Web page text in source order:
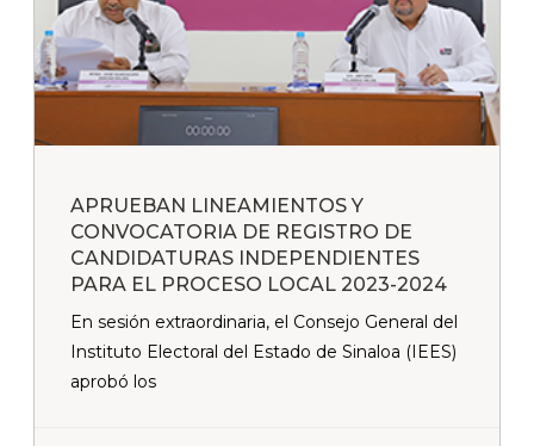
APRUEBAN LINEAMIENTOS Y
CONVOCATORIA DE REGISTRO DE
CANDIDATURAS INDEPENDIENTES
PARA EL PROCESO LOCAL 2023-2024
En sesión extraordinaria, el Consejo General del
Instituto Electoral del Estado de Sinaloa (IEES)
aprobó los